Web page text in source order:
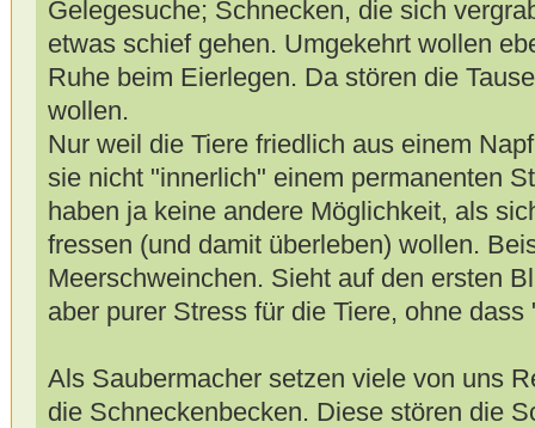
Gelegesuche; Schnecken, die sich
etwas schief gehen. Umgekehrt wollen
Ruhe beim Eierlegen. Da stören die
wollen.
Nur weil die Tiere friedlich aus einem
sie nicht "innerlich" einem permanenten
haben ja keine andere Möglichkeit, als
fressen (und damit überleben) wollen.
Meerschweinchen. Sieht auf den ersten
aber purer Stress für die Tiere, ohne
Als Saubermacher setzen viele von uns
die Schneckenbecken. Diese stören die